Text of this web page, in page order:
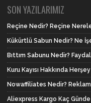
SON YAZILARIMIZ
Reçine Nedir? Reçine
Kükürtlü Sabun Nedir? Ne
Bıttım Sabunu Nedir?
Kuru Kayısı Hakkında
Nowaffiliates Nedir?
Aliexpress Kargo Kaç